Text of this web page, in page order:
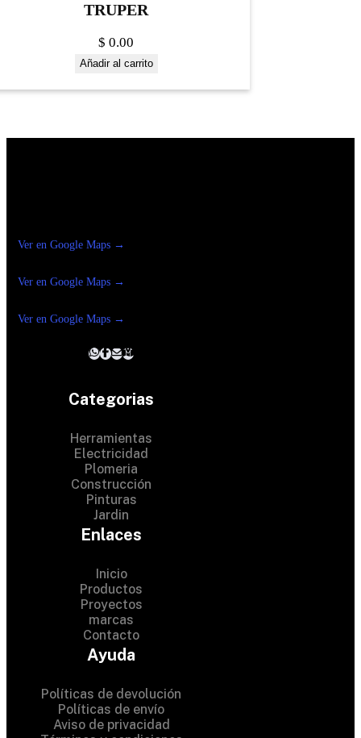
TRUPER
$ 0.00
Añadir al carrito
Ver en Google Maps →
Ver en Google Maps →
Ver en Google Maps →
Categorias
Herramientas
Electricidad
Plomeria
Construcción
Pinturas
Jardin
Enlaces
Inicio
Productos
Proyectos
marcas
Contacto
Ayuda
Políticas de devolución
Políticas de envío
Aviso de privacidad